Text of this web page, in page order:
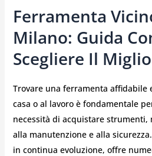
Ferramenta
Milano: Guida
Scegliere Il
Trovare una ferramenta affidabile
casa o al lavoro è fondamentale
necessità di acquistare strumenti,
alla manutenzione e alla
in continua evoluzione, offre